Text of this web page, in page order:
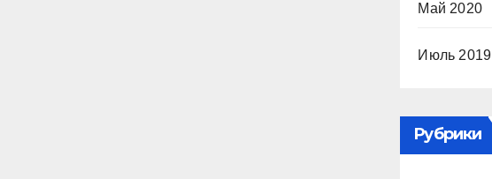
Май 2020
Июль 2019
Рубрики